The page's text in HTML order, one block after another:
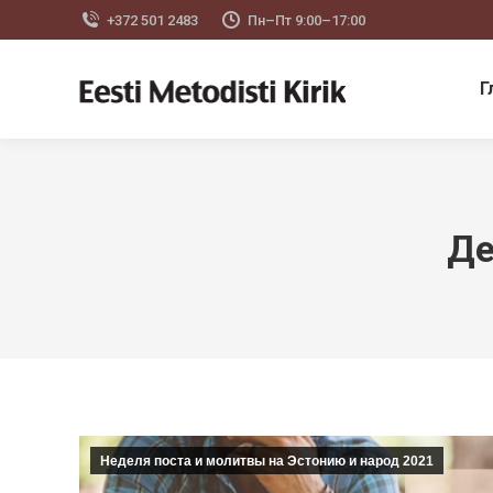
+372 501 2483 Пн–Пт 9:00–17:00
Неделя поста и молитвы на Эстонию и народ 2021